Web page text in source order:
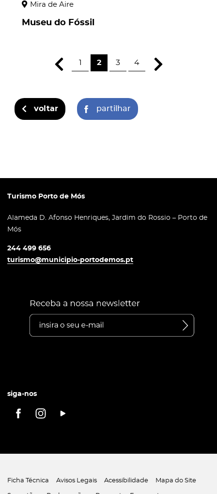
Mira de Aire
Museu do Fóssil
1 2 3 4
voltar partilhar
Turismo Porto de Mós
Alameda D. Afonso Henriques, Jardim do Rossio – Porto de
Mós
244 499 656
turismo@municipio-portodemos.pt
siga-nos
Ficha Técnica Avisos Legais Acessibilidade Mapa do Site